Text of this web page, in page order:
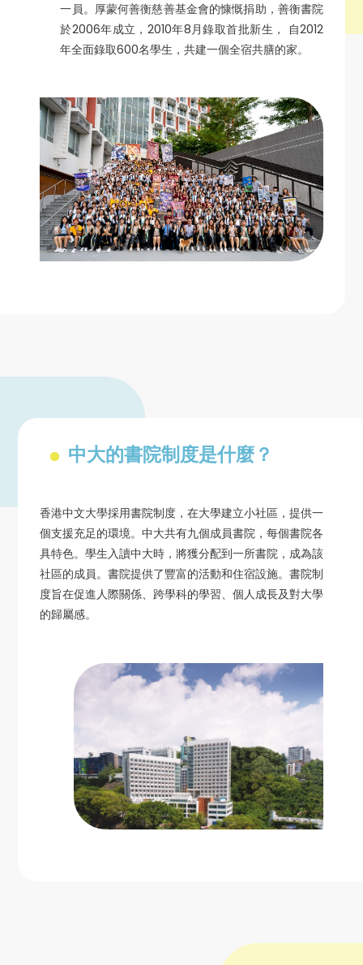
一員。厚蒙何善衡慈善基金會的慷慨捐助，善衡書院
於2006年成立，2010年8月錄取首批新生， 自2012
年全面錄取600名學生，共建一個全宿共膳的家。
中大的書院制度是什麼？
香港中文大學採用書院制度，在大學建立小社區，提供一
個支援充足的環境。中大共有九個成員書院，每個書院各
具特色。學生入讀中大時，將獲分配到一所書院，成為該
社區的成員。書院提供了豐富的活動和住宿設施。書院制
度旨在促進人際關係、跨學科的學習、個人成長及對大學
的歸屬感。